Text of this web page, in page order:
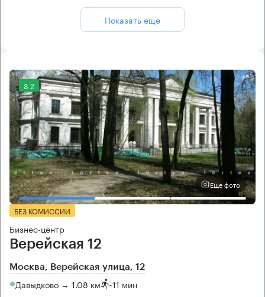
Показать ещё
8.2
Еще фото
БЕЗ КОМИССИИ
Бизнес-центр
Верейская 12
Москва, Верейская улица, 12
Давыдково → 1.08 км ~11 мин